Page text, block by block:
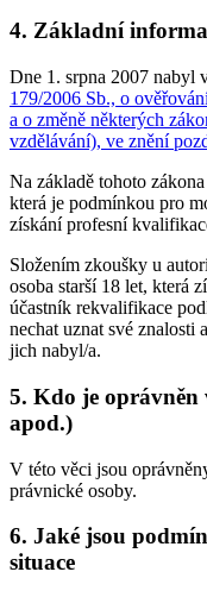
4. Základní
Dne 1. srpna 2007 nabyl
179/2006 Sb., o
a o změně některých
vzdělávání), ve znění
Na základě tohoto
která je podmínkou pro
získání profesní
Složením zkoušky u
osoba starší 18 let, která
účastník rekvalifikace
nechat uznat své znalosti
jich nabyl/a.
5. Kdo je oprávněn
apod.)
V této věci jsou
právnické osoby.
6. Jaké jsou
situace